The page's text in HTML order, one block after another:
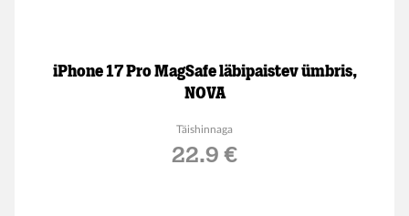
iPhone 17 Pro MagSafe läbipaistev ümbris,
NOVA
Täishinnaga
22.9 €